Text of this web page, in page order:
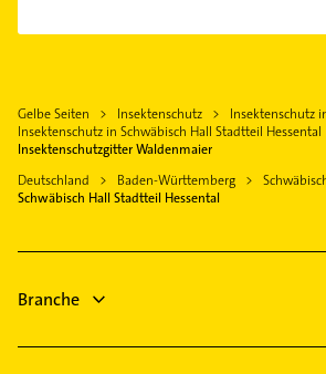
Elektriker
Elektro Reparatur
Hausarzt
Arzt
Rechtsanwalt
Heizung & Sanitär
Phoniatrie
Gelbe Seiten Insektenschutz
Insektenschutz
Insektenschutz in Schwäbisch Hall Stadtteil Hessental
Insektenschutzgitter Waldenmaier
Deutschland
Baden-Württemberg
Schwäbisch Hall Stadtteil Hessental
Branche